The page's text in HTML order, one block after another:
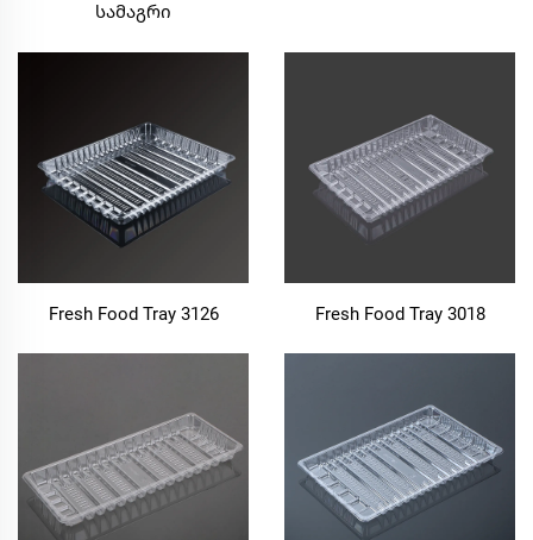
სამაგრი
Fresh Food Tray 3126 Fresh Food Tray 3018